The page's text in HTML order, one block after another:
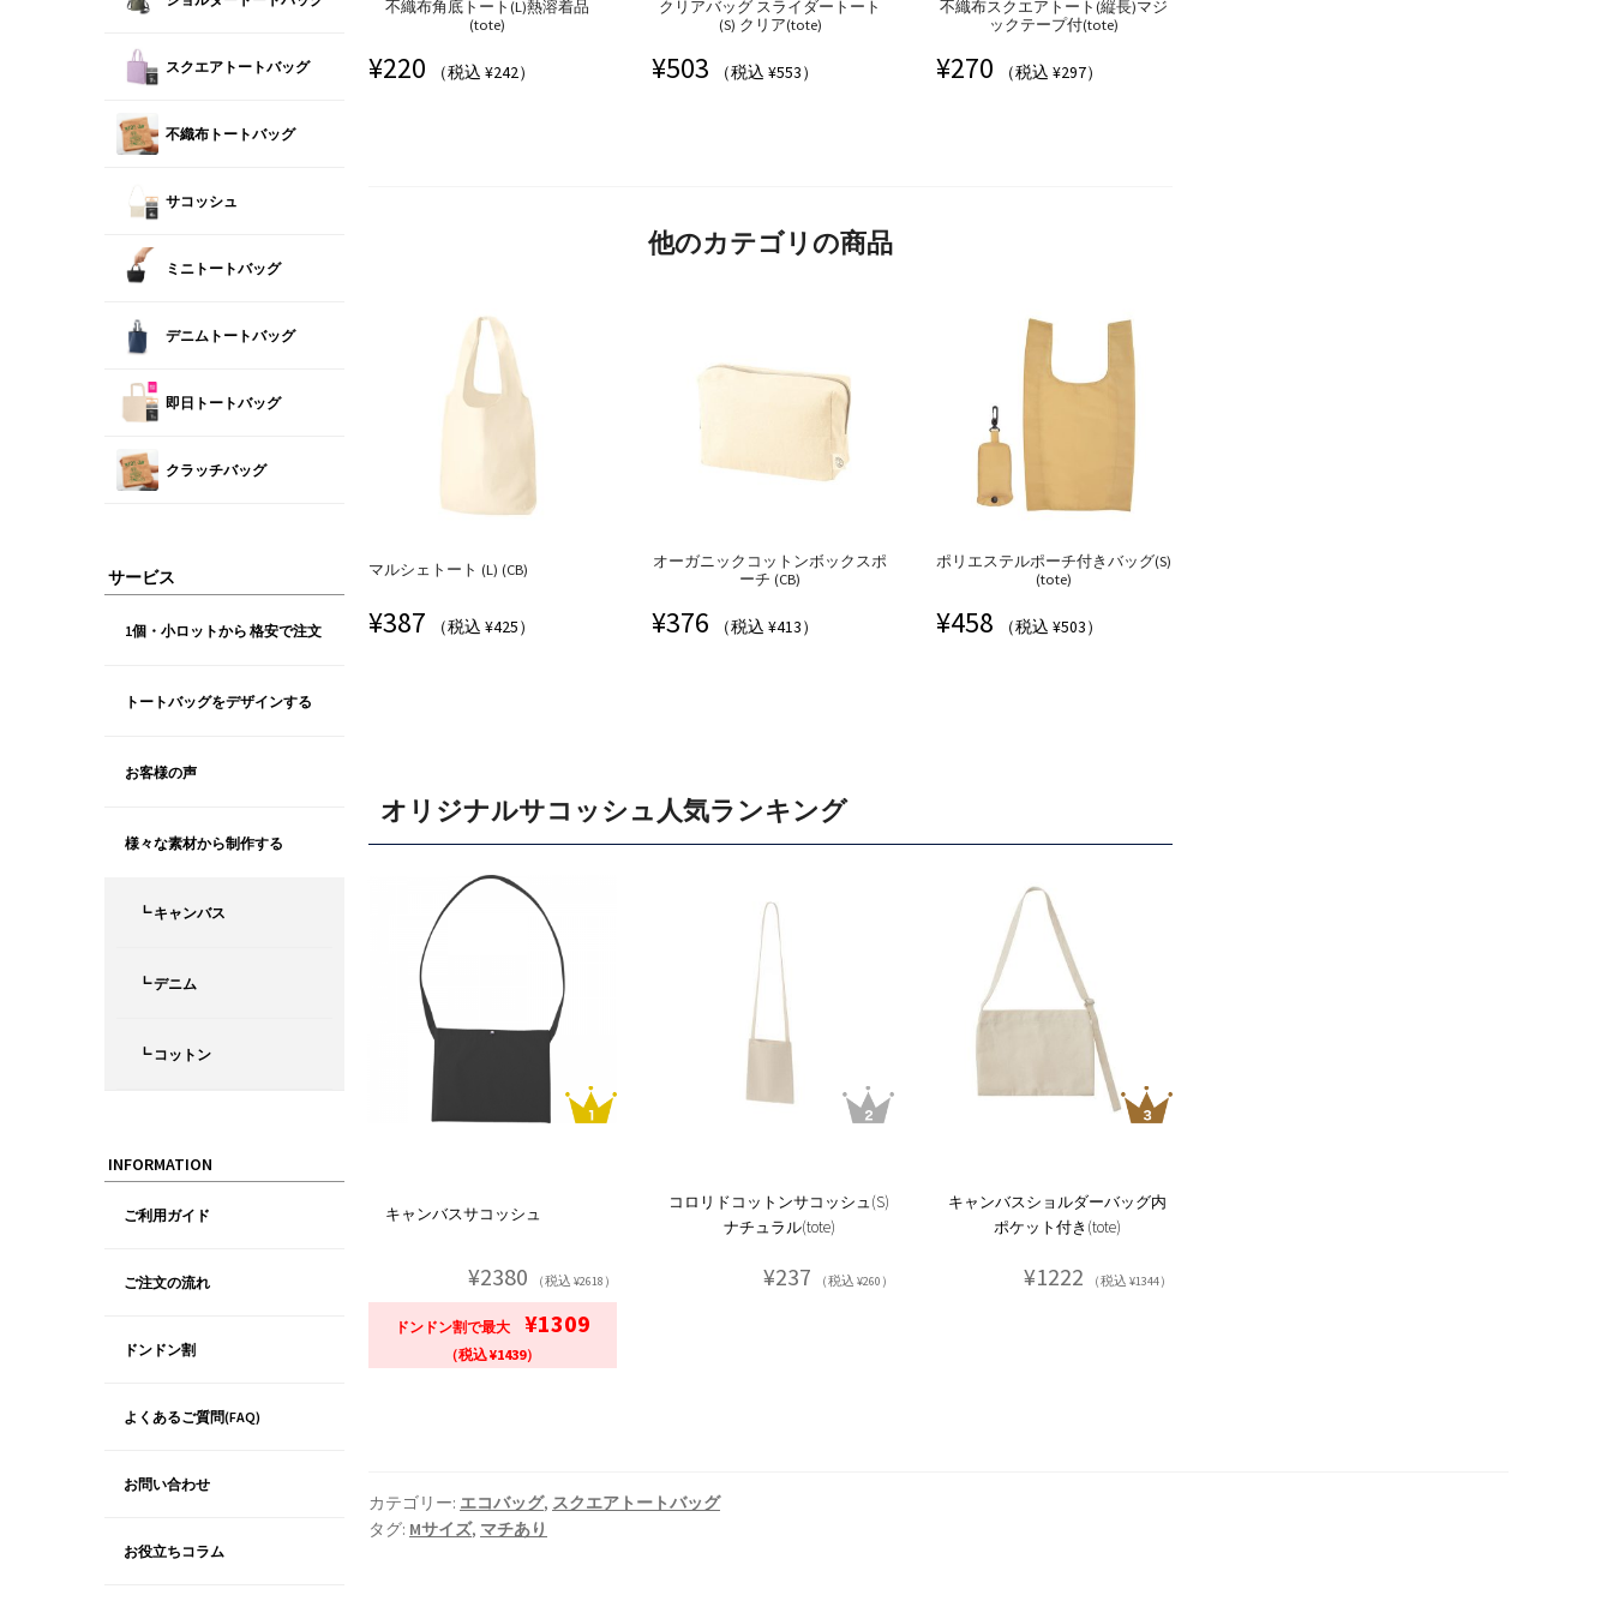
不織布角底トート(L)熱溶着品
(tote)
¥220 （税込 ¥242）
クリアバッグ スライダートート
(S) クリア(tote)
¥503 （税込 ¥553）
不織布スクエアトート(縦長)マジ
ックテープ付(tote)
¥270 （税込 ¥297）
他のカテゴリの商品
マルシェトート (L) (CB)
¥387 （税込 ¥425）
オーガニックコットンボックスポ
ーチ (CB)
¥376 （税込 ¥413）
ポリエステルポーチ付きバッグ(S)
(tote)
¥458 （税込 ¥503）
オリジナルサコッシュ人気ランキング
キャンバスサコッシュ
¥2380 （税込 ¥2618）
ドンドン割で最大 ¥1309
（税込 ¥1439）
コロリドコットンサコッシュ(S)
ナチュラル(tote)
¥237 （税込 ¥260）
キャンバスショルダーバッグ内
ポケット付き(tote)
¥1222 （税込 ¥1344）
カテゴリー: エコバッグ, スクエアトートバッグ
タグ: Mサイズ, マチあり
スクエアトートバッグ
不織布トートバッグ
サコッシュ
ミニトートバッグ
デニムトートバッグ
即日トートバッグ
クラッチバッグ
サービス
1個・小ロットから 格安で注文
トートバッグをデザインする
お客様の声
様々な素材から制作する
┗ キャンバス
┗ デニム
┗ コットン
INFORMATION
ご利用ガイド
ご注文の流れ
ドンドン割
よくあるご質問(FAQ)
お問い合わせ
お役立ちコラム